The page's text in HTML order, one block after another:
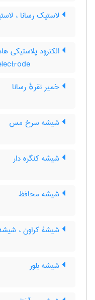
لاستیک رسانا ،
الکترود پلاستیکی
خمیر نقرهٔ رسانا
شیشه سرخ مس
شیشه کنگره دار
شیشه محافظ
شیشۀ کراون ،
شیشه بلور